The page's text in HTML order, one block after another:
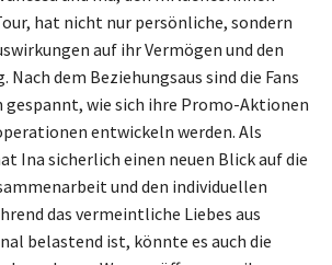
hat nicht nur persönliche, sondern
auf ihr Vermögen und den
dem Beziehungsaus sind die Fans
gespannt, wie sich ihre Promo-Aktionen
entwickeln werden. Als
Ina sicherlich einen neuen Blick auf die
und den individuellen
das vermeintliche Liebes aus
belastend ist, könnte es auch die